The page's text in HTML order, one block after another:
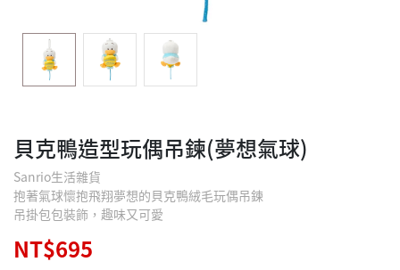
貝克鴨造型玩偶吊鍊(夢想氣球)
Sanrio生活雜貨
抱著氣球懷抱飛翔夢想的貝克鴨絨毛玩偶吊鍊
吊掛包包裝飾，趣味又可愛
NT$695